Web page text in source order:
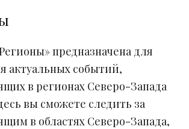
предназначена для
актуальных событий,
в регионах Северо-Запада
вы сможете следить за
в областях Северо-Запада,